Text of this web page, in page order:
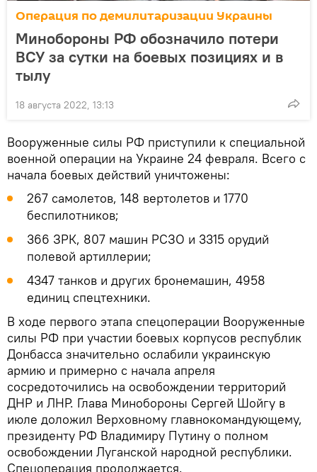
Операция по демилитаризации Украины
Минобороны РФ обозначило потери
ВСУ за сутки на боевых позициях и в
тылу
18 августа 2022, 13:13
Вооруженные силы РФ приступили к специальной
военной операции на Украине 24 февраля. Всего с
начала боевых действий уничтожены:
267 самолетов, 148 вертолетов и 1770
беспилотников;
366 ЗРК, 807 машин РСЗО и 3315 орудий
полевой артиллерии;
4347 танков и других бронемашин, 4958
единиц спецтехники.
В ходе первого этапа спецоперации Вооруженные
силы РФ при участии боевых корпусов республик
Донбасса значительно ослабили украинскую
армию и примерно с начала апреля
сосредоточились на освобождении территорий
ДНР и ЛНР. Глава Минобороны Сергей Шойгу в
июле доложил Верховному главнокомандующему,
президенту РФ Владимиру Путину о полном
освобождении Луганской народной республики.
Спецоперация продолжается.